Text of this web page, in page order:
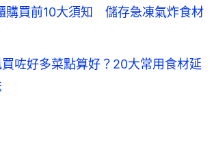
購買前10大須知 儲存急凍氣炸食材
咗好多菜點算好？20大常用食材延